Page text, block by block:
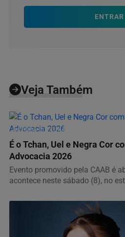
ENTRAR
Veja Também
AGENDA CULTURAL
É o Tchan, Uel e Negra Cor
Advocacia 2026
Evento promovido pela CAAB é
acontece neste sábado (8), no